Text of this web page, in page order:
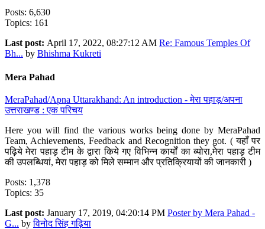
Posts: 6,630
Topics: 161
Last post: April 17, 2022, 08:27:12 AM Re: Famous Temples Of
Bh... by Bhishma Kukreti
Mera Pahad
MeraPahad/Apna Uttarakhand: An introduction - मेरा पहाड़/अपना
उत्तराखण्ड : एक परिचय
Here you will find the various works being done by MeraPahad
Team, Achievements, Feedback and Recognition they got. ( यहाँ पर
पढ़िये मेरा पहाड़ टीम के द्वारा किये गए विभिन्न कार्यों का ब्योरा,मेरा पहाड़ टीम
की उपलब्धियां, मेरा पहाड़ को मिले सम्मान और प्रतिक्रियायों की जानकारी )
Posts: 1,378
Topics: 35
Last post: January 17, 2019, 04:20:14 PM Poster by Mera Pahad -
G... byविनोद सिंह गढ़िया